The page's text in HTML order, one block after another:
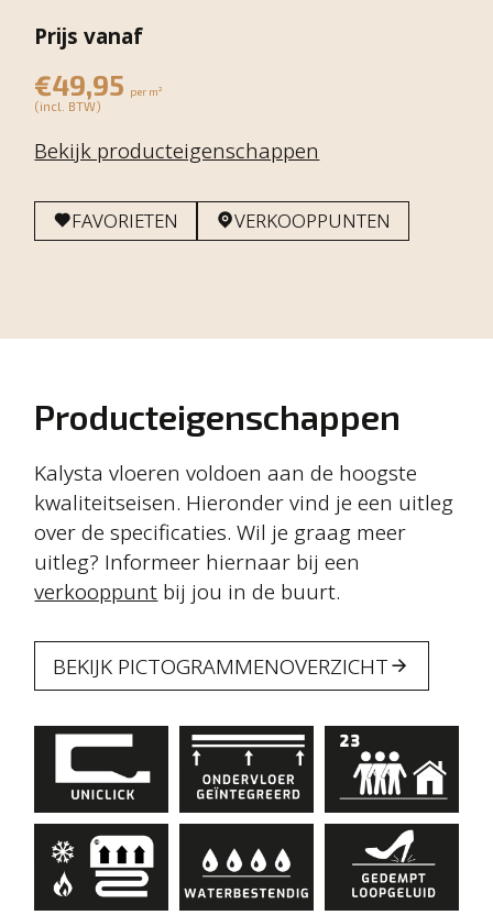
Prijs vanaf
€49,95 per m²
(incl. BTW)
Bekijk producteigenschappen
FAVORIETEN VERKOOPPUNTEN
Producteigenschappen
Kalysta vloeren voldoen aan de hoogste
kwaliteitseisen. Hieronder vind je een uitleg
over de specificaties. Wil je graag meer
uitleg? Informeer hiernaar bij een
verkooppunt bij jou in de buurt.
BEKIJK PICTOGRAMMENOVERZICHT